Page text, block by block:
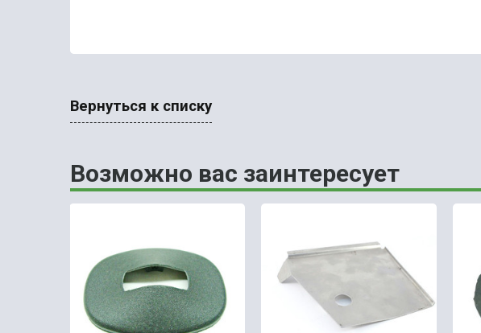
Вернуться к списку
Возможно вас заинтересует